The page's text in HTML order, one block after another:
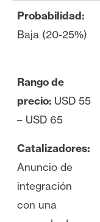
Probabilidad:
Baja (20-25%)
Rango de
precio: USD 55
– USD 65
Catalizadores:
Anuncio de
integración
con una